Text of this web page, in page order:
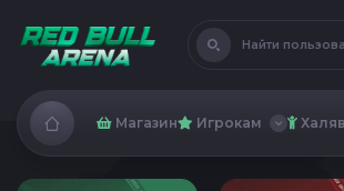
Найти
Магазин Игрокам